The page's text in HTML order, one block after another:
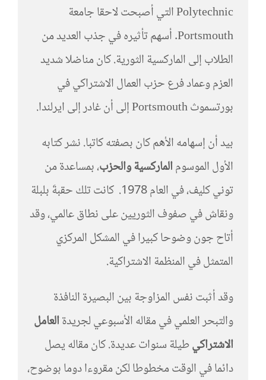
Polytechnic التي أصبحت لاحقا جامعة
Portsmouth. أسهم تأثيره في جذب العديد من
الطلاب إلى الماركسية الثورية. كان مناضلا شديد
العزم وعماد فرع حزب العمال الاشتراكي في
بورتسموث Portsmouth إلى أن غادر إلى ايرلندا.
بيد أن إسهامه الأهم كان بصفته كاتبا. نشر كتابه
الأول الموسومالماركسية والحزب، بمساعدة من
توني كليف، في العام 1978. كانت تلك حقبةَ بلبلة
ونقاش في صفوف الثوريين على نطاق عالمي، وقد
أتاح جون وضوحا كبيرا في المشكل المركزي
المتمثل في المنظمة الاشتراكية.
وقد أثبت نفس المزاوجة بين البصيرة النافذة
والتبحر العلمي في مقاله الأسبوعي لجريدةالعامل
الاشتراكيطيلة سنوات عديدة. كان مقاله يصل
دائما في الوقت مخطوطا لكن مقروءا دوما بوضوح،